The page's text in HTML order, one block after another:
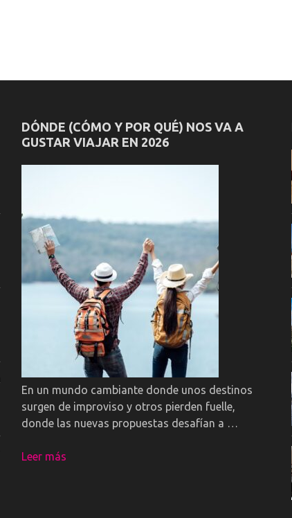
DÓNDE (CÓMO Y POR QUÉ) NOS VA A
GUSTAR VIAJAR EN 2026
En un mundo cambiante donde unos destinos
surgen de improviso y otros pierden fuelle,
donde las nuevas propuestas desafían a …
Leer más